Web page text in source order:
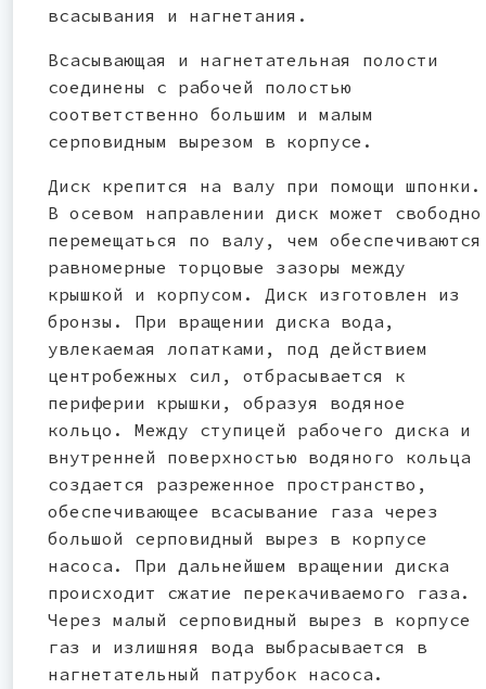
всасывания и нагнетания.
Всасывающая и нагнетательная полости
соединены с рабочей полостью
соответственно большим и малым
серповидным вырезом в корпусе.
Диск крепится на валу при помощи шпонки.
В осевом направлении диск может свободно
перемещаться по валу, чем обеспечиваются
равномерные торцовые зазоры между
крышкой и корпусом. Диск изготовлен из
бронзы. При вращении диска вода,
увлекаемая лопатками, под действием
центробежных сил, отбрасывается к
периферии крышки, образуя водяное
кольцо. Между ступицей рабочего диска и
внутренней поверхностью водяного кольца
создается разреженное пространство,
обеспечивающее всасывание газа через
большой серповидный вырез в корпусе
насоса. При дальнейшем вращении диска
происходит сжатие перекачиваемого газа.
Через малый серповидный вырез в корпусе
газ и излишняя вода выбрасывается в
нагнетательный патрубок насоса.